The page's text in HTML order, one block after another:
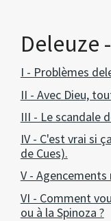
Deleuze
I - Problèmes
II - Avec Dieu,
III - Le scandale
IV - C'est vrai si
de Cues).
V -
VI - Comment
ou à la Spinoza ?